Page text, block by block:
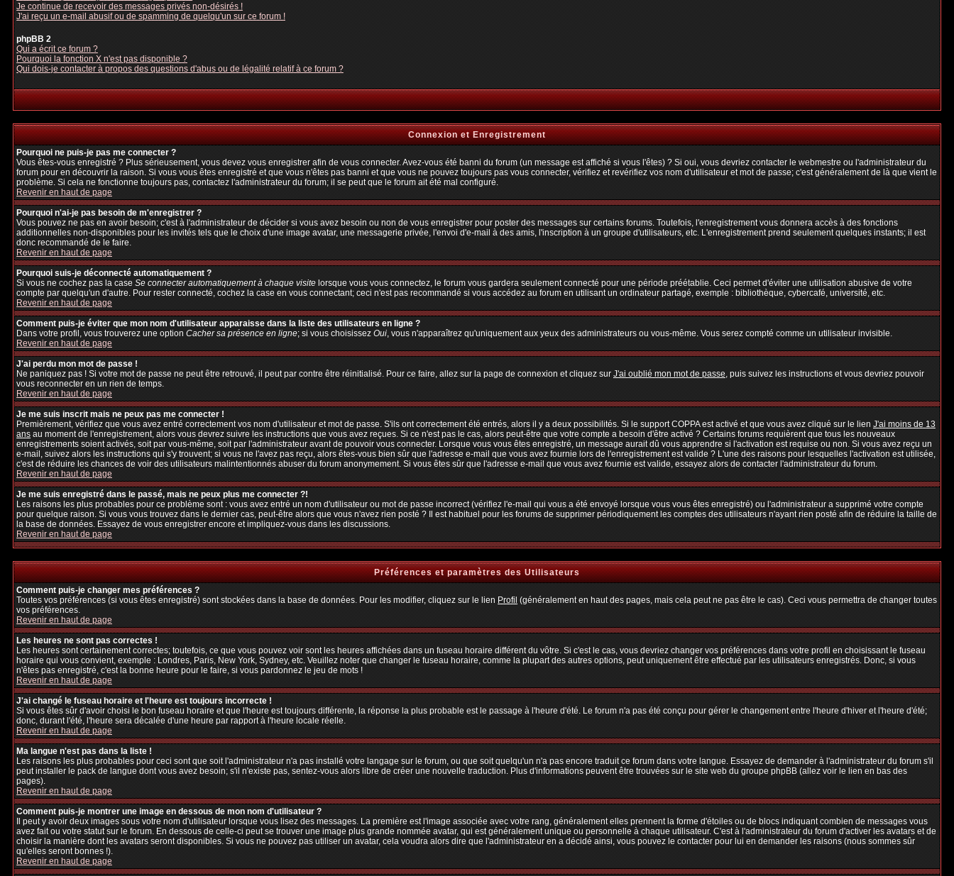
Je continue de recevoir des messages privés non-désirés !
J'ai reçu un e-mail abusif ou de spamming de quelqu'un sur ce forum !
phpBB 2
Qui a écrit ce forum ?
Pourquoi la fonction X n'est pas disponible ?
Qui dois-je contacter à propos des questions d'abus ou de légalité relatif à ce forum ?
Connexion et Enregistrement
Pourquoi ne puis-je pas me connecter ?
Vous êtes-vous enregistré ? Plus sérieusement, vous devez vous enregistrer afin de vous connecter. Avez-vous été banni du forum (un message est affiché si vous l'êtes) ? Si oui, vous devriez contacter le webmestre ou l'administrateur du
forum pour en découvrir la raison. Si vous vous êtes enregistré et que vous n'êtes pas banni et que vous ne pouvez toujours pas vous connecter, vérifiez et revérifiez vos nom d'utilisateur et mot de passe; c'est généralement de là que vient le
problème. Si cela ne fonctionne toujours pas, contactez l'administrateur du forum; il se peut que le forum ait été mal configuré.
Revenir en haut de page
Pourquoi n'ai-je pas besoin de m'enregistrer ?
Vous pouvez ne pas en avoir besoin; c'est à l'administrateur de décider si vous avez besoin ou non de vous enregistrer pour poster des messages sur certains forums. Toutefois, l'enregistrement vous donnera accès à des fonctions
additionnelles non-disponibles pour les invités tels que le choix d'une image avatar, une messagerie privée, l'envoi d'e-mail à des amis, l'inscription à un groupe d'utilisateurs, etc. L'enregistrement prend seulement quelques instants; il est
donc recommandé de le faire.
Revenir en haut de page
Pourquoi suis-je déconnecté automatiquement ?
Si vous ne cochez pas la caseSe connecter automatiquement à chaque visitelorsque vous vous connectez, le forum vous gardera seulement connecté pour une période préétablie. Ceci permet d'éviter une utilisation abusive de votre
compte par quelqu'un d'autre. Pour rester connecté, cochez la case en vous connectant; ceci n'est pas recommandé si vous accédez au forum en utilisant un ordinateur partagé, exemple : bibliothèque, cybercafé, université, etc.
Revenir en haut de page
Comment puis-je éviter que mon nom d'utilisateur apparaisse dans la liste des utilisateurs en ligne ?
Dans votre profil, vous trouverez une optionCacher sa présence en ligne; si vous choisissezOui, vous n'apparaîtrez qu'uniquement aux yeux des administrateurs ou vous-même. Vous serez compté comme un utilisateur invisible.
Revenir en haut de page
J'ai perdu mon mot de passe !
Ne paniquez pas ! Si votre mot de passe ne peut être retrouvé, il peut par contre être réinitialisé. Pour ce faire, allez sur la page de connexion et cliquez surJ'ai oublié mon mot de passe, puis suivez les instructions et vous devriez pouvoir
vous reconnecter en un rien de temps.
Revenir en haut de page
Je me suis inscrit mais ne peux pas me connecter !
Premièrement, vérifiez que vous avez entré correctement vos nom d'utilisateur et mot de passe. S'ils ont correctement été entrés, alors il y a deux possibilités. Si le support COPPA est activé et que vous avez cliqué sur le lienJ'ai moins de 13
ansau moment de l'enregistrement, alors vous devrez suivre les instructions que vous avez reçues. Si ce n'est pas le cas, alors peut-être que votre compte a besoin d'être activé ? Certains forums requièrent que tous les nouveaux
enregistrements soient activés, soit par vous-même, soit par l'administrateur avant de pouvoir vous connecter. Lorsque vous vous êtes enregistré, un message aurait dû vous apprendre si l'activation est requise ou non. Si vous avez reçu un
e-mail, suivez alors les instructions qui s'y trouvent; si vous ne l'avez pas reçu, alors êtes-vous bien sûr que l'adresse e-mail que vous avez fournie lors de l'enregistrement est valide ? L'une des raisons pour lesquelles l'activation est utilisée,
c'est de réduire les chances de voir des utilisateurs malintentionnés abuser du forum anonymement. Si vous êtes sûr que l'adresse e-mail que vous avez fournie est valide, essayez alors de contacter l'administrateur du forum.
Revenir en haut de page
Je me suis enregistré dans le passé, mais ne peux plus me connecter ?!
Les raisons les plus probables pour ce problème sont : vous avez entré un nom d'utilisateur ou mot de passe incorrect (vérifiez l'e-mail qui vous a été envoyé lorsque vous vous êtes enregistré) ou l'administrateur a supprimé votre compte
pour quelque raison. Si vous vous trouvez dans le dernier cas, peut-être alors que vous n'avez rien posté ? Il est habituel pour les forums de supprimer périodiquement les comptes des utilisateurs n'ayant rien posté afin de réduire la taille de
la base de données. Essayez de vous enregistrer encore et impliquez-vous dans les discussions.
Revenir en haut de page
Préférences et paramètres des Utilisateurs
Comment puis-je changer mes préférences ?
Toutes vos préférences (si vous êtes enregistré) sont stockées dans la base de données. Pour les modifier, cliquez sur le lienProfil(généralement en haut des pages, mais cela peut ne pas être le cas). Ceci vous permettra de changer toutes
vos préférences.
Revenir en haut de page
Les heures ne sont pas correctes !
Les heures sont certainement correctes; toutefois, ce que vous pouvez voir sont les heures affichées dans un fuseau horaire différent du vôtre. Si c'est le cas, vous devriez changer vos préférences dans votre profil en choisissant le fuseau
horaire qui vous convient, exemple : Londres, Paris, New York, Sydney, etc. Veuillez noter que changer le fuseau horaire, comme la plupart des autres options, peut uniquement être effectué par les utilisateurs enregistrés. Donc, si vous
n'êtes pas enregistré, c'est la bonne heure pour le faire, si vous pardonnez le jeu de mots !
Revenir en haut de page
J'ai changé le fuseau horaire et l'heure est toujours incorrecte !
Si vous êtes sûr d'avoir choisi le bon fuseau horaire et que l'heure est toujours différente, la réponse la plus probable est le passage à l'heure d'été. Le forum n'a pas été conçu pour gérer le changement entre l'heure d'hiver et l'heure d'été;
donc, durant l'été, l'heure sera décalée d'une heure par rapport à l'heure locale réelle.
Revenir en haut de page
Ma langue n'est pas dans la liste !
Les raisons les plus probables pour ceci sont que soit l'administrateur n'a pas installé votre langage sur le forum, ou que soit quelqu'un n'a pas encore traduit ce forum dans votre langue. Essayez de demander à l'administrateur du forum s'il
peut installer le pack de langue dont vous avez besoin; s'il n'existe pas, sentez-vous alors libre de créer une nouvelle traduction. Plus d'informations peuvent être trouvées sur le site web du groupe phpBB (allez voir le lien en bas des
pages).
Revenir en haut de page
Comment puis-je montrer une image en dessous de mon nom d'utilisateur ?
Il peut y avoir deux images sous votre nom d'utilisateur lorsque vous lisez des messages. La première est l'image associée avec votre rang, généralement elles prennent la forme d'étoiles ou de blocs indiquant combien de messages vous
avez fait ou votre statut sur le forum. En dessous de celle-ci peut se trouver une image plus grande nommée avatar, qui est généralement unique ou personnelle à chaque utilisateur. C'est à l'administrateur du forum d'activer les avatars et de
choisir la manière dont les avatars seront disponibles. Si vous ne pouvez pas utiliser un avatar, cela voudra alors dire que l'administrateur en a décidé ainsi, vous pouvez le contacter pour lui en demander les raisons (nous sommes sûr
qu'elles seront bonnes !).
Revenir en haut de page